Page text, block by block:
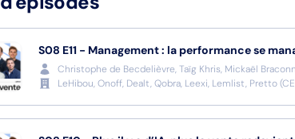
S08 E11 - Management : la performance se
Christophe de Becdelièvre, Taïg Khris, Mickaël
LeHibou, Onoff, Dealt, Qobra, Leexi, Lemlist, Pretto(